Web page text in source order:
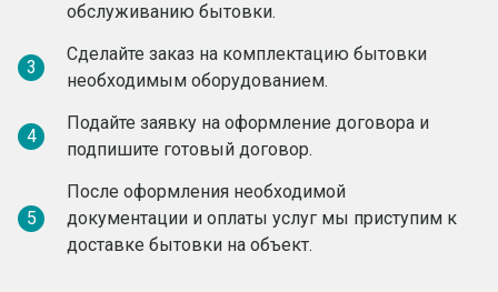
обслуживанию бытовки.
3
Сделайте заказ на комплектацию бытовки
необходимым оборудованием.
4
Подайте заявку на оформление договора и
подпишите готовый договор.
5
После оформления необходимой
документации и оплаты услуг мы приступим к
доставке бытовки на объект.